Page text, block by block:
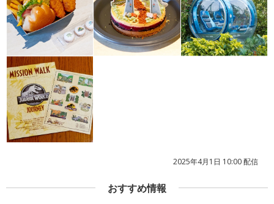
2025年4月1日 10:00 配信
おすすめ情報